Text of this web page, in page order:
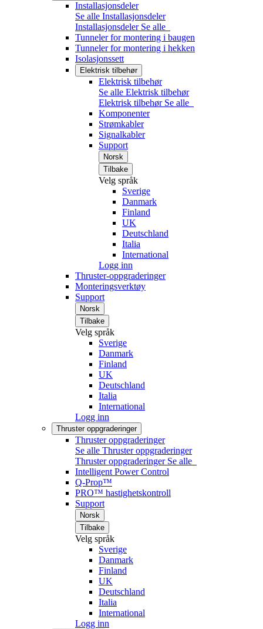
Installasjonsdeler
Se alle Installasjonsdeler
Installasjonsdeler Se alle
Tunneler for montering i baugen
Tunneler for montering i hekken
Isolasjonssett
Elektrisk tilbehør
Elektrisk tilbehør
Se alle Elektrisk tilbehør
Elektrisk tilbehør Se alle
Komponenter
Strømkabler
Signalkabler
Support
Norsk
Tilbake
Velg språk
Sverige
Danmark
Finland
UK
Deutschland
Italia
International
Logg inn
Thruster-oppgraderinger
Monteringsverktøy
Support
Norsk
Tilbake
Velg språk
Sverige
Danmark
Finland
UK
Deutschland
Italia
International
Logg inn
Thruster oppgraderinger
Thruster oppgraderinger
Se alle Thruster oppgraderinger
Thruster oppgraderinger Se alle
Intelligent Power Control
Q-Prop™
PRO™ hastighetskontroll
Support
Norsk
Tilbake
Velg språk
Sverige
Danmark
Finland
UK
Deutschland
Italia
International
Logg inn